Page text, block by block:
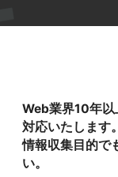
Web業界10年
対応いたします。
情報収集目的で
い。